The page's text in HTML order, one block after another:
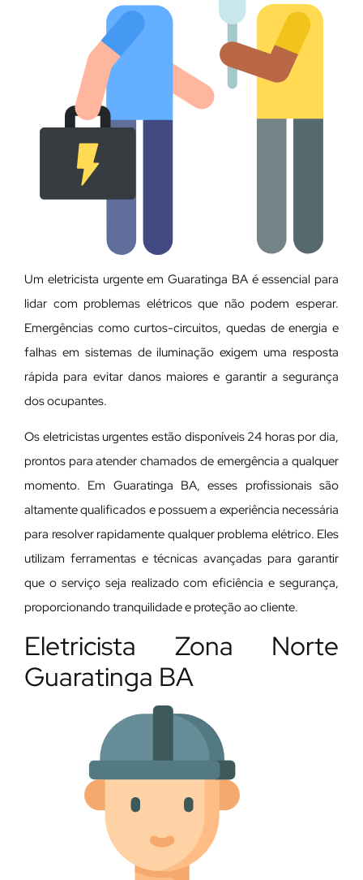
Um eletricista urgente em Guaratinga BA é essencial para
lidar com problemas elétricos que não podem esperar.
Emergências como curtos-circuitos, quedas de energia e
falhas em sistemas de iluminação exigem uma resposta
rápida para evitar danos maiores e garantir a segurança
dos ocupantes.
Os eletricistas urgentes estão disponíveis 24 horas por dia,
prontos para atender chamados de emergência a qualquer
momento. Em Guaratinga BA, esses profissionais são
altamente qualificados e possuem a experiência necessária
para resolver rapidamente qualquer problema elétrico. Eles
utilizam ferramentas e técnicas avançadas para garantir
que o serviço seja realizado com eficiência e segurança,
proporcionando tranquilidade e proteção ao cliente.
Eletricista Zona Norte
Guaratinga BA